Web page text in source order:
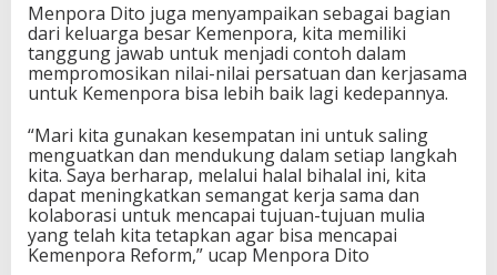
m
e
n
p
o
a
Menpora Dito juga menyampaikan sebagai bagian
dari keluarga besar Kemenpora, kita memiliki
tanggung jawab untuk menjadi contoh dalam
mempromosikan nilai-nilai persatuan dan kerjasama
untuk Kemenpora bisa lebih baik lagi kedepannya.
“Mari kita gunakan kesempatan ini untuk saling
menguatkan dan mendukung dalam setiap langkah
kita. Saya berharap, melalui halal bihalal ini, kita
dapat meningkatkan semangat kerja sama dan
kolaborasi untuk mencapai tujuan-tujuan mulia
yang telah kita tetapkan agar bisa mencapai
Kemenpora Reform,” ucap Menpora Dito